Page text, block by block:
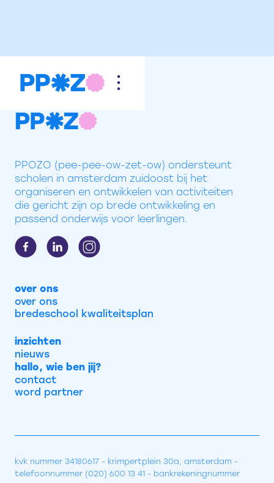
PPOZO (pee-pee-ow-zet-ow) ondersteunt
scholen in amsterdam zuidoost bij het
organiseren en ontwikkelen van activiteiten
die gericht zijn op brede ontwikkeling en
passend onderwijs voor leerlingen.
over ons
over ons
bredeschool kwaliteitsplan
inzichten
nieuws
hallo, wie ben jij?
contact
word partner
kvk nummer 34180617 - krimpertplein 30a, amsterdam -
telefoonnummer (020) 600 13 41 - bankrekeningnummer